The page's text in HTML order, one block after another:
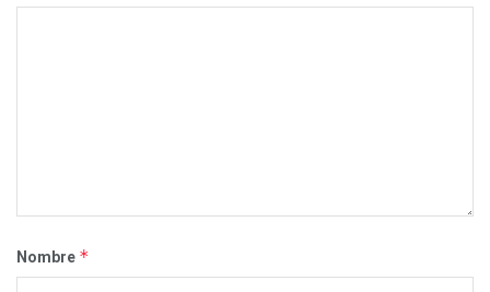
Nombre *